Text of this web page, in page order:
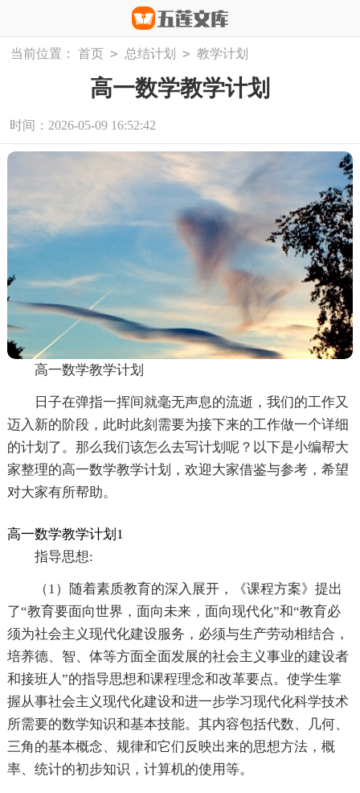
当前位置： 首页 > 总结计划 > 教学计划
高一数学教学计划
时间：2026-05-09 16:52:42
高一数学教学计划
日子在弹指一挥间就毫无声息的流逝，我们的工作又
迈入新的阶段，此时此刻需要为接下来的工作做一个详细
的计划了。那么我们该怎么去写计划呢？以下是小编帮大
家整理的高一数学教学计划，欢迎大家借鉴与参考，希望
对大家有所帮助。
高一数学教学计划1
指导思想:
（1）随着素质教育的深入展开，《课程方案》提出
了“教育要面向世界，面向未来，面向现代化”和“教育必
须为社会主义现代化建设服务，必须与生产劳动相结合，
培养德、智、体等方面全面发展的社会主义事业的建设者
和接班人”的指导思想和课程理念和改革要点。使学生掌
握从事社会主义现代化建设和进一步学习现代化科学技术
所需要的数学知识和基本技能。其内容包括代数、几何、
三角的基本概念、规律和它们反映出来的思想方法，概
率、统计的初步知识，计算机的使用等。